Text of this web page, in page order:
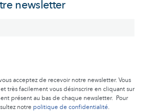
newsletter
acceptez de recevoir notre newsletter. Vous
très facilement vous désinscrire en cliquant sur
présent au bas de chaque newsletter. Pour
notre politique de confidentialité.